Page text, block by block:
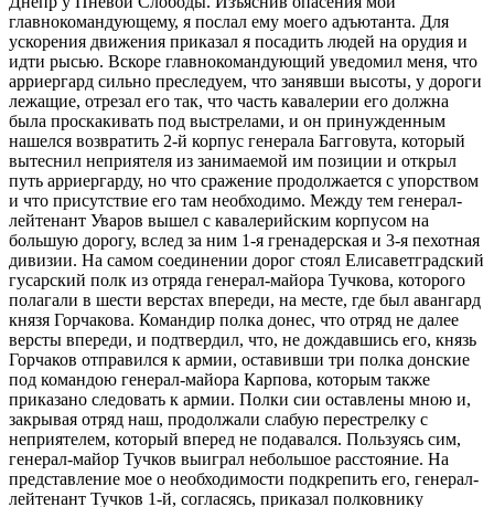
главнокомандующему, я послал ему моего адъютанта. Для
ускорения движения приказал я посадить людей на орудия и
идти рысью. Вскоре главнокомандующий уведомил меня, что
арриергард сильно преследуем, что занявши высоты, у дороги
лежащие, отрезал его так, что часть кавалерии его должна
была проскакивать под выстрелами, и он принужденным
нашелся возвратить 2-й корпус генерала Багговута, который
вытеснил неприятеля из занимаемой им позиции и открыл
путь арриергарду, но что сражение продолжается с упорством
и что присутствие его там необходимо. Между тем генерал-
лейтенант Уваров вышел с кавалерийским корпусом на
большую дорогу, вслед за ним 1-я гренадерская и 3-я пехотная
дивизии. На самом соединении дорог стоял Елисаветградский
гусарский полк из отряда генерал-майора Тучкова, которого
полагали в шести верстах впереди, на месте, где был авангард
князя Горчакова. Командир полка донес, что отряд не далее
версты впереди, и подтвердил, что, не дождавшись его, князь
Горчаков отправился к армии, оставивши три полка донские
под командою генерал-майора Карпова, которым также
приказано следовать к армии. Полки сии оставлены мною и,
закрывая отряд наш, продолжали слабую перестрелку с
неприятелем, который вперед не подавался. Пользуясь сим,
генерал-майор Тучков выиграл небольшое расстояние. На
представление мое о необходимости подкрепить его, генерал-
лейтенант Тучков 1-й, согласясь, приказал полковнику